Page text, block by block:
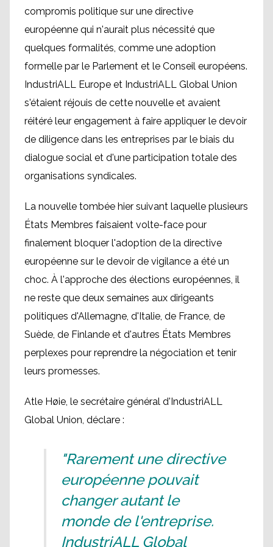
compromis politique sur une directive
européenne qui n'aurait plus nécessité que
quelques formalités, comme une adoption
formelle par le Parlement et le Conseil européens.
IndustriALL Europe et IndustriALL Global Union
s'étaient réjouis de cette nouvelle et avaient
réitéré leur engagement à faire appliquer le devoir
de diligence dans les entreprises par le biais du
dialogue social et d'une participation totale des
organisations syndicales.
La nouvelle tombée hier suivant laquelle plusieurs
États Membres faisaient volte-face pour
finalement bloquer l'adoption de la directive
européenne sur le devoir de vigilance a été un
choc. À l'approche des élections européennes, il
ne reste que deux semaines aux dirigeants
politiques d'Allemagne, d'Italie, de France, de
Suède, de Finlande et d'autres États Membres
perplexes pour reprendre la négociation et tenir
leurs promesses.
Atle Høie, le secrétaire général d'IndustriALL
Global Union, déclare :
"Rarement une directive
européenne pouvait
changer autant le
monde de l'entreprise.
IndustriALL Global